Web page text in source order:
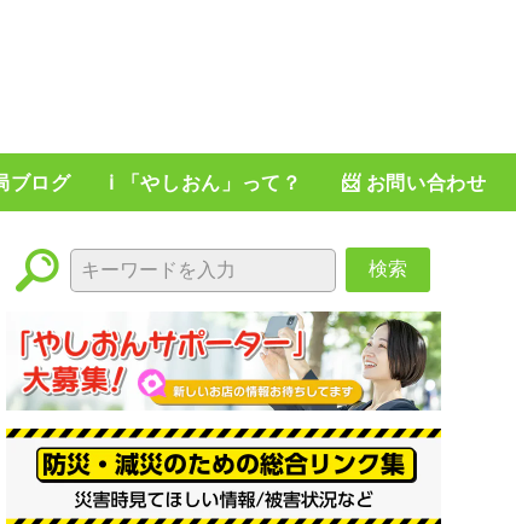
ブログ ℹ️ 「やしおん」って？ 📨 お問い合わせ
検索